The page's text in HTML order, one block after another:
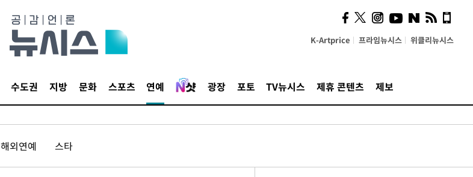
K-Artprice 프라임뉴시스 위클리뉴시스
수도권 지방 문화 스포츠 연예 광장 포토 TV뉴시스 제휴 콘텐츠 제보
해외연예 스타
시, 스마트폰 액세서리에
NFC 더했다